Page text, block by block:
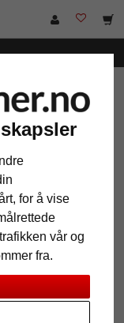
for å vise
vår og
fra.
bilder